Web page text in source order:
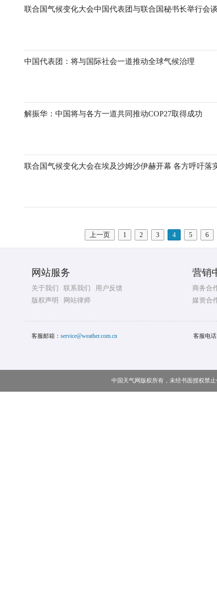
联合国气候变化大会中国代表团与联合国秘书长举行会
中国代表团：将与国际社会一道推动全球气候治理
解振华：中国将与各方一道共同推动COP27取得成功
联合国气候变化大会在埃及沙姆沙伊赫开幕 各方呼吁落
上一页 1 2 3 4 5 6
网站服务
关于我们 联系我们
用户反馈
版权声明
网站律师
营销
商务合
媒资合
客服邮箱： service@weather.com.cn 客服电
中国天气网版权所有，未经书面授权